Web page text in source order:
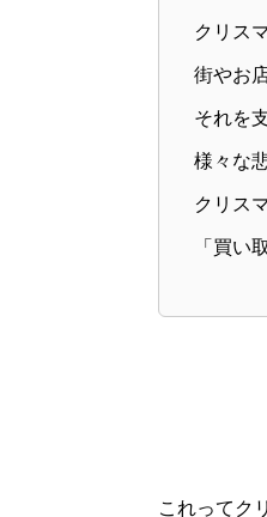
クリス
街やお
それを
様々な
クリス
「買い
これってク